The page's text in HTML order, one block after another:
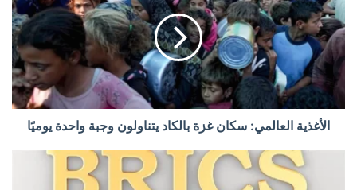
الأغذية العالمي: سكان غزة بالكاد يتناولون وجبة واحدة يوميًا